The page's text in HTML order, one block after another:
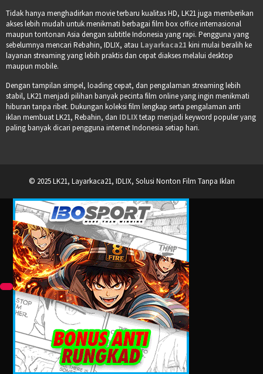
Tidak hanya menghadirkan movie terbaru kualitas HD, LK21 juga memberikan
akses lebih mudah untuk menikmati berbagai film box office internasional
maupun tontonan Asia dengan subtitle Indonesia yang rapi. Pengguna yang
sebelumnya mencari Rebahin, IDLIX, atau Layarkaca21 kini mulai beralih ke
layanan streaming yang lebih praktis dan cepat diakses melalui desktop
maupun mobile.
Dengan tampilan simpel, loading cepat, dan pengalaman streaming lebih
stabil, LK21 menjadi pilihan banyak pecinta film online yang ingin menikmati
hiburan tanpa ribet. Dukungan koleksi film lengkap serta pengalaman anti
iklan membuat LK21, Rebahin, dan IDLIXtetap menjadi keyword populer yang
paling banyak dicari pengguna internet Indonesia setiap hari.
© 2025 LK21, Layarkaca21, IDLIX, Solusi Nonton Film Tanpa Iklan